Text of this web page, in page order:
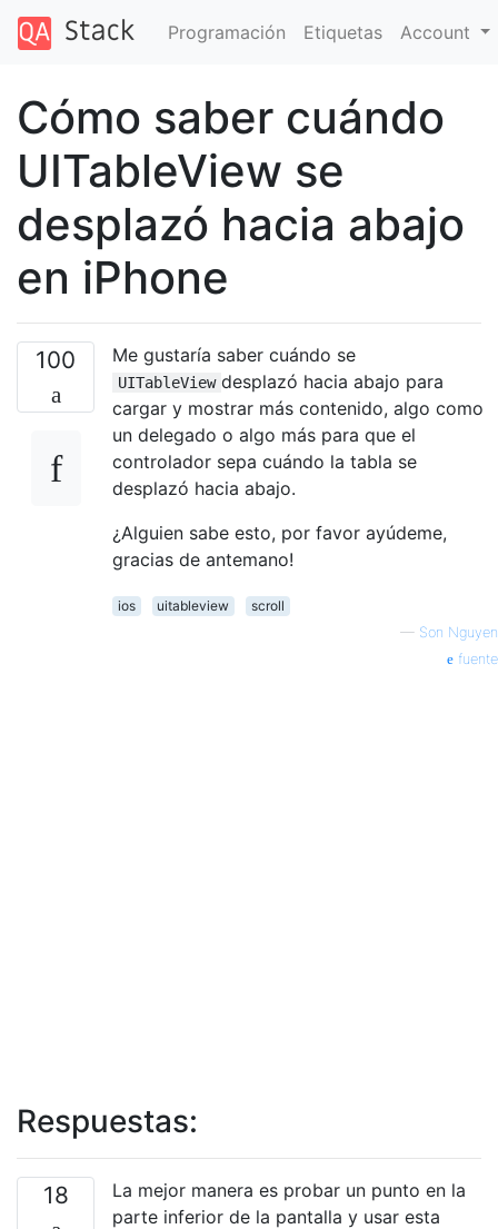
Programación Etiquetas Account
Cómo saber cuándo
UITableView se
desplazó hacia abajo
en iPhone
100 Me gustaría saber cuándo se
UITableView desplazó hacia abajo para
cargar y mostrar más contenido, algo como
un delegado o algo más para que el
controlador sepa cuándo la tabla se
desplazó hacia abajo.
¿Alguien sabe esto, por favor ayúdeme,
gracias de antemano!
ios uitableview
scroll
— Son Nguyen
fuente
Respuestas:
18
La mejor manera es probar un punto en la
parte inferior de la pantalla y usar esta